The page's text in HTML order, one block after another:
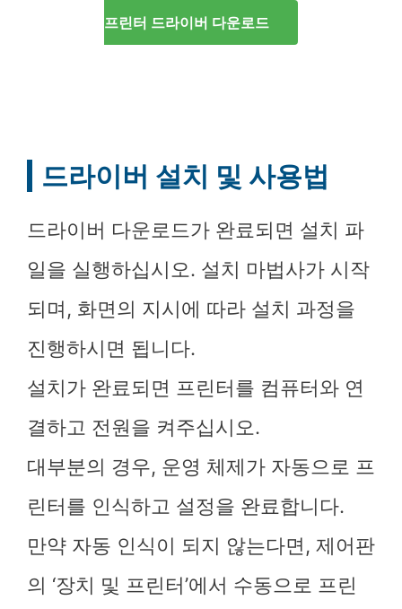
프린터 드라이버 다운로드
드라이버 설치 및 사용법
드라이버 다운로드가 완료되면 설치 파
일을 실행하십시오. 설치 마법사가 시작
되며, 화면의 지시에 따라 설치 과정을
진행하시면 됩니다.
설치가 완료되면 프린터를 컴퓨터와 연
결하고 전원을 켜주십시오.
대부분의 경우, 운영 체제가 자동으로 프
린터를 인식하고 설정을 완료합니다.
만약 자동 인식이 되지 않는다면, 제어판
의 ‘장치 및 프린터’에서 수동으로 프린